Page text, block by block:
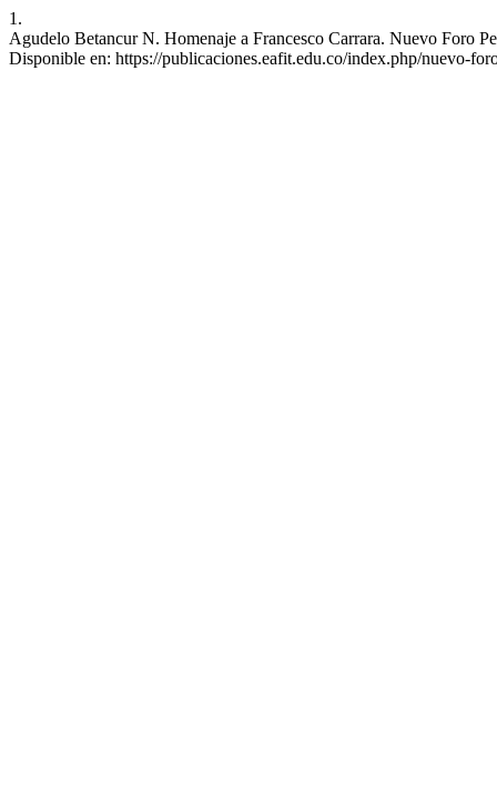
1.
Agudelo Betancur N. Homenaje a Francesco Carrara. Nuevo Foro
Disponible en: https://publicaciones.eafit.edu.co/index.php/nuevo-